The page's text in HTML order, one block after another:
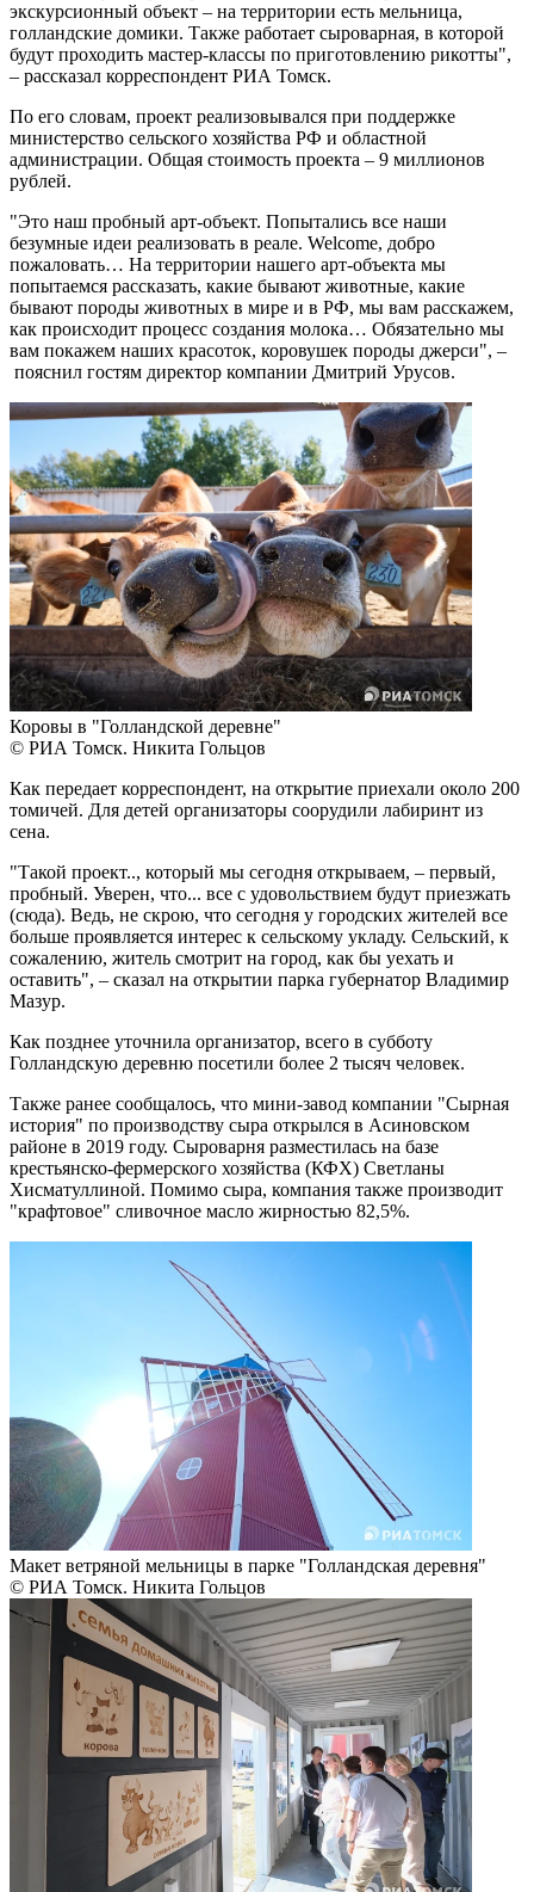
экскурсионный объект – на территории есть мельница,
голландские домики. Также работает сыроварная, в которой
будут проходить мастер-классы по приготовлению рикотты",
– рассказал корреспондент РИА Томск.
По его словам, проект реализовывался при поддержке
министерство сельского хозяйства РФ и областной
администрации. Общая стоимость проекта – 9 миллионов
рублей.
"Это наш пробный арт-объект. Попытались все наши
безумные идеи реализовать в реале. Welcome, добро
пожаловать… На территории нашего арт-объекта мы
попытаемся рассказать, какие бывают животные, какие
бывают породы животных в мире и в РФ, мы вам расскажем,
как происходит процесс создания молока… Обязательно мы
вам покажем наших красоток, коровушек породы джерси", –
пояснил гостям директор компании Дмитрий Урусов.
Коровы в "Голландской деревне"
© РИА Томск. Никита Гольцов
Как передает корреспондент, на открытие приехали около 200
томичей. Для детей организаторы соорудили лабиринт из
сена.
"Такой проект.., который мы сегодня открываем, – первый,
пробный. Уверен, что... все с удовольствием будут приезжать
(сюда). Ведь, не скрою, что сегодня у городских жителей все
больше проявляется интерес к сельскому укладу. Сельский, к
сожалению, житель смотрит на город, как бы уехать и
оставить", – сказал на открытии парка губернатор Владимир
Мазур.
Как позднее уточнила организатор, всего в субботу
Голландскую деревню посетили более 2 тысяч человек.
Также ранее сообщалось, что мини-завод компании "Сырная
история" по производству сыра открылся в Асиновском
районе в 2019 году. Сыроварня разместилась на базе
крестьянско-фермерского хозяйства (КФХ) Светланы
Хисматуллиной. Помимо сыра, компания также производит
"крафтовое" сливочное масло жирностью 82,5%.
Макет ветряной мельницы в парке "Голландская деревня"
© РИА Томск. Никита Гольцов